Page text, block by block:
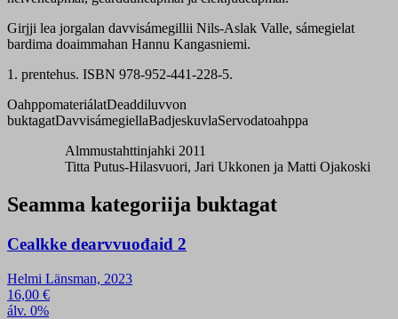
Girjji lea jorgalan davvisámegillii Nils-Aslak Valle, sámegielat
bardima doaimmahan Hannu Kangasniemi.
1. prentehus. ISBN 978-952-441-228-5.
OahppomateriálatDeaddiluvvon
buktagatDavvisámegiellaBadjeskuvlaServodatoahppa
Almmustahttinjahki 2011
Titta Putus-Hilasvuori, Jari Ukkonen ja Matti Ojakoski
Seamma kategoriija buktagat
Cealkke dearvvuođaid 2
Helmi Länsman, 2023
16,00 €
álv. 0%